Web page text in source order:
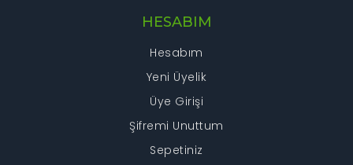
HESABIM
Hesabım
Yeni Üyelik
Üye Girişi
Şifremi Unuttum
Sepetiniz